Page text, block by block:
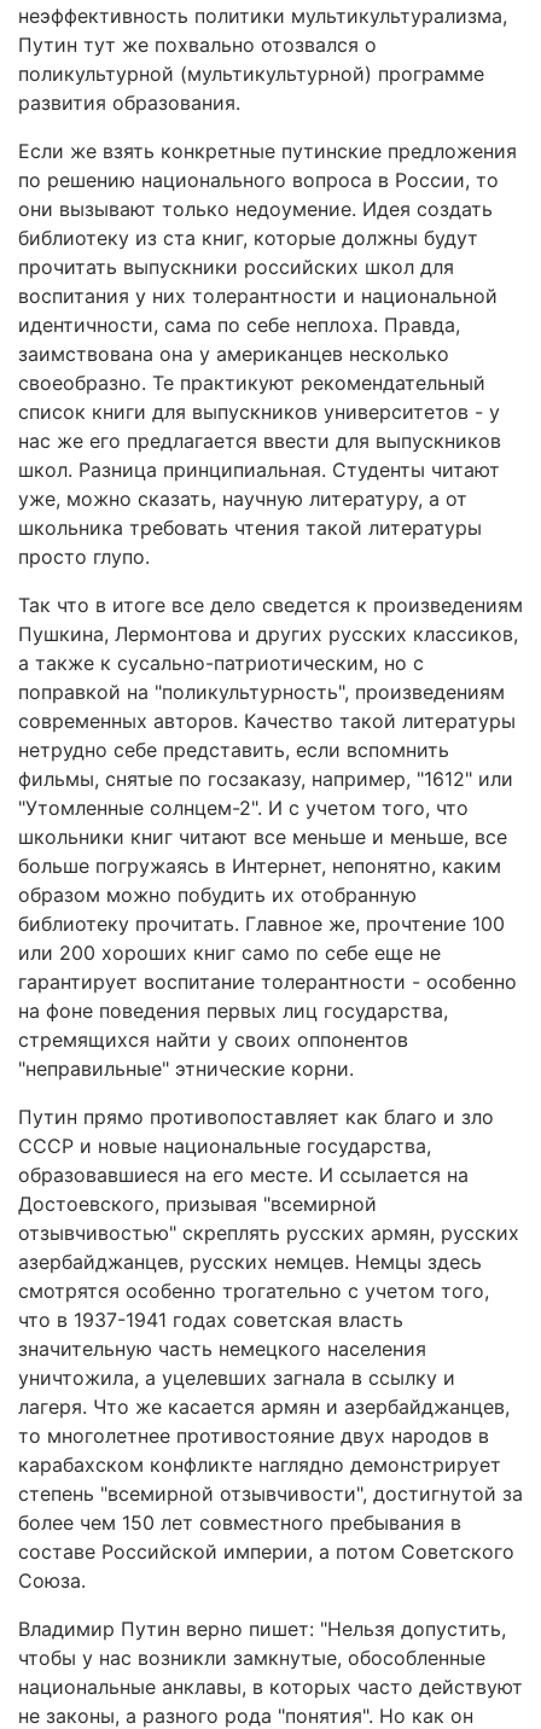
неэффективность политики мультикультурализма,
Путин тут же похвально отозвался о
поликультурной (мультикультурной) программе
развития образования.
Если же взять конкретные путинские предложения
по решению национального вопроса в России, то
они вызывают только недоумение. Идея создать
библиотеку из ста книг, которые должны будут
прочитать выпускники российских школ для
воспитания у них толерантности и национальной
идентичности, сама по себе неплоха. Правда,
заимствована она у американцев несколько
своеобразно. Те практикуют рекомендательный
список книги для выпускников университетов - у
нас же его предлагается ввести для выпускников
школ. Разница принципиальная. Студенты читают
уже, можно сказать, научную литературу, а от
школьника требовать чтения такой литературы
просто глупо.
Так что в итоге все дело сведется к произведениям
Пушкина, Лермонтова и других русских классиков,
а также к сусально-патриотическим, но с
поправкой на "поликультурность", произведениям
современных авторов. Качество такой литературы
нетрудно себе представить, если вспомнить
фильмы, снятые по госзаказу, например, "1612" или
"Утомленные солнцем-2". И с учетом того, что
школьники книг читают все меньше и меньше, все
больше погружаясь в Интернет, непонятно, каким
образом можно побудить их отобранную
библиотеку прочитать. Главное же, прочтение 100
или 200 хороших книг само по себе еще не
гарантирует воспитание толерантности - особенно
на фоне поведения первых лиц государства,
стремящихся найти у своих оппонентов
"неправильные" этнические корни.
Путин прямо противопоставляет как благо и зло
СССР и новые национальные государства,
образовавшиеся на его месте. И ссылается на
Достоевского, призывая "всемирной
отзывчивостью" скреплять русских армян, русских
азербайджанцев, русских немцев. Немцы здесь
смотрятся особенно трогательно с учетом того,
что в 1937-1941 годах советская власть
значительную часть немецкого населения
уничтожила, а уцелевших загнала в ссылку и
лагеря. Что же касается армян и азербайджанцев,
то многолетнее противостояние двух народов в
карабахском конфликте наглядно демонстрирует
степень "всемирной отзывчивости", достигнутой за
более чем 150 лет совместного пребывания в
составе Российской империи, а потом Советского
Союза.
Владимир Путин верно пишет: "Нельзя допустить,
чтобы у нас возникли замкнутые, обособленные
национальные анклавы, в которых часто действуют
не законы, а разного рода "понятия". Но как он